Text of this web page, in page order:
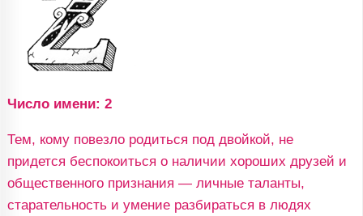
Число имени: 2
Тем, кому повезло родиться под двойкой, не
придется беспокоиться о наличии хороших друзей и
общественного признания — личные таланты,
старательность и умение разбираться в людях